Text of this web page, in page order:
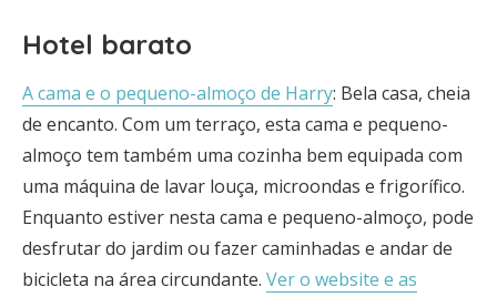
Hotel barato
A cama e o pequeno-almoço de Harry: Bela casa, cheia
de encanto. Com um terraço, esta cama e pequeno-
almoço tem também uma cozinha bem equipada com
uma máquina de lavar louça, microondas e frigorífico.
Enquanto estiver nesta cama e pequeno-almoço, pode
desfrutar do jardim ou fazer caminhadas e andar de
bicicleta na área circundante. Ver o website e as